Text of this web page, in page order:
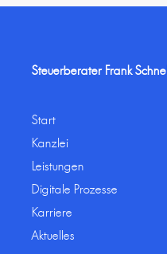
Steuerberater Frank Schnell
Start
Kanzlei
Leistungen
Digitale Prozesse
Karriere
Aktuelles